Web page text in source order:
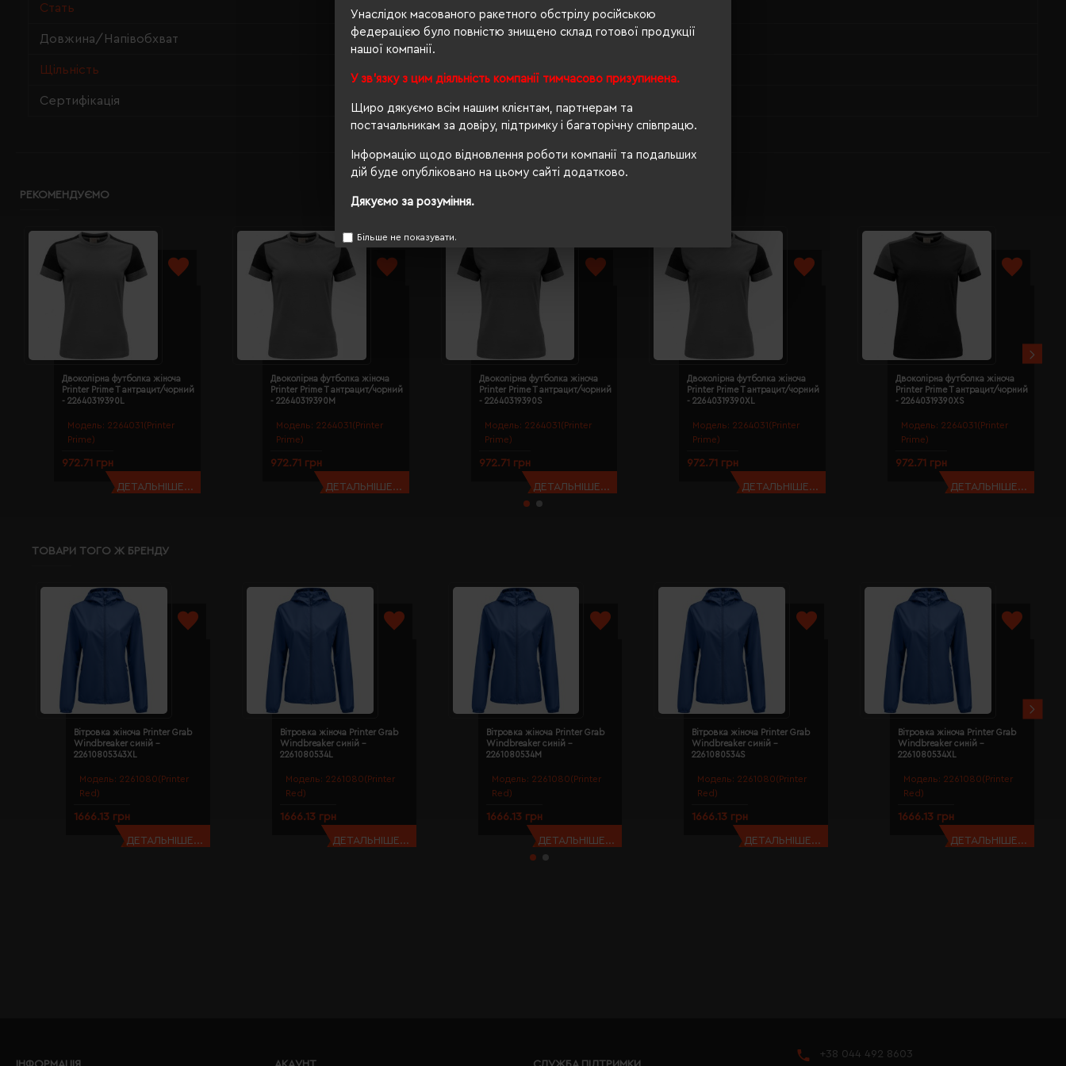
Унаслідок масованого ракетного обстрілу російською
федерацією було повністю знищено склад готової продукції
нашої компанії.
У зв'язку з цим діяльність компанії тимчасово призупинена.
Щиро дякуємо всім нашим клієнтам, партнерам та
постачальникам за довіру, підтримку і багаторічну співпрацю.
Інформацію щодо відновлення роботи компанії та подальших
дій буде опубліковано на цьому сайті додатково.
Дякуємо за розуміння.
Більше не показувати.
Стать чоловіча
Довжина/Напівобхват 70/50
Щільність
Сертифікація OEKO-TEX® Standard 100, ISO 15797
РЕКОМЕНДУЄМО
Модель: 2264031(Printer
Prime)
Двоколірна футболка жіноча
Printer Prime T антрацит/чорний
- 22640319390L
972.71 грн
ДЕТАЛЬНІШЕ...
Модель: 2264031(Printer
Prime)
Двоколірна футболка жіноча
Printer Prime T антрацит/чорний
- 22640319390M
972.71 грн
ДЕТАЛЬНІШЕ...
Модель: 2264031(Printer
Prime)
Двоколірна футболка жіноча
Printer Prime T антрацит/чорний
- 22640319390S
972.71 грн
ДЕТАЛЬНІШЕ...
Модель: 2264031(Printer
Prime)
Двоколірна футболка жіноча
Printer Prime T антрацит/чорний
- 22640319390XL
972.71 грн
ДЕТАЛЬНІШЕ...
Модель: 2264031(Printer
Prime)
Двоколірна футболка жіноча
Printer Prime T антрацит/чорний
- 22640319390XS
972.71 грн
ДЕТАЛЬНІШЕ...
ТОВАРИ ТОГО Ж БРЕНДУ
Модель: 2261080(Printer
Red)
Вітровка жіноча Printer Grab
Windbreaker синій -
22610805343XL
1666.13 грн
ДЕТАЛЬНІШЕ...
Модель: 2261080(Printer
Red)
Вітровка жіноча Printer Grab
Windbreaker синій -
2261080534L
1666.13 грн
ДЕТАЛЬНІШЕ...
Модель: 2261080(Printer
Red)
Вітровка жіноча Printer Grab
Windbreaker синій -
2261080534M
1666.13 грн
ДЕТАЛЬНІШЕ...
Модель: 2261080(Printer
Red)
Вітровка жіноча Printer Grab
Windbreaker синій -
2261080534S
1666.13 грн
ДЕТАЛЬНІШЕ...
Модель: 2261080(Printer
Red)
Вітровка жіноча Printer Grab
Windbreaker синій -
2261080534XL
1666.13 грн
ДЕТАЛЬНІШЕ...
+38 044 492 8603